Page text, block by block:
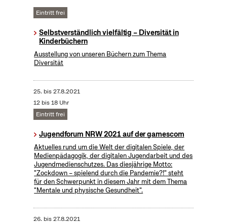
Eintritt frei
Selbstverständlich vielfältig – Diversität in
Kinderbüchern
Ausstellung von unseren Büchern zum Thema
Diversität
25. bis27.8.2021
12 bis 18 Uhr
Eintritt frei
Jugendforum NRW 2021 auf der gamescom
Aktuelles rund um die Welt der digitalen Spiele, der
Medienpädagogik, der digitalen Jugendarbeit und des
Jugendmedienschutzes. Das diesjährige Motto:
"Zockdown – spielend durch die Pandemie?!" steht
für den Schwerpunkt in diesem Jahr mit dem Thema
"Mentale und physische Gesundheit".
26. bis27.8.2021